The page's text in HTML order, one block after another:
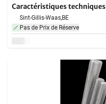
Caractéristiques techniques
Sint-Gillis-Waas,BE
Pas de Prix de Réserve